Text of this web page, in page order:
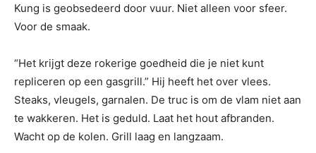
Kung is geobsedeerd door vuur. Niet alleen voor sfeer.
Voor de smaak.
“Het krijgt deze rokerige goedheid die je niet kunt
repliceren op een gasgrill.” Hij heeft het over vlees.
Steaks, vleugels, garnalen. De truc is om de vlam niet aan
te wakkeren. Het is geduld. Laat het hout afbranden.
Wacht op de kolen. Grill laag en langzaam.